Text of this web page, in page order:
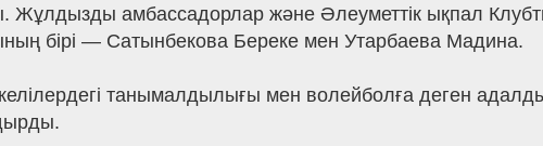
Жұлдызды амбассадорлар және Әлеуметтік ықпал
бірі — Сатынбекова Береке мен Утарбаева Мадина.
танымалдылығы мен волейболға деген